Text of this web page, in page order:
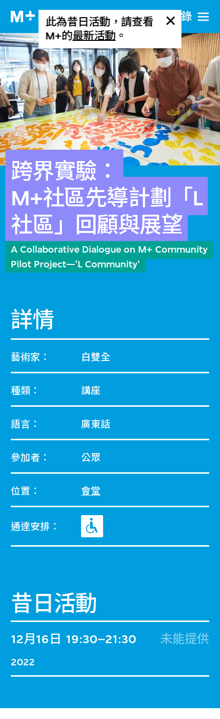
目​錄
此為昔日活動，請查看
M+的最新活動 。
跨界實驗：
M+社區先導計劃「L
社區」回顧與展望
A Collaborative Dialogue on M+ Community
Pilot Project—'L Community'
詳情
藝術家： 白雙全
種類： 講座
語言： 廣東話
參加者： 公眾
位置： 會堂
通達安排：
昔日活動
12月16日
2022
19:30–21:30 未能提供